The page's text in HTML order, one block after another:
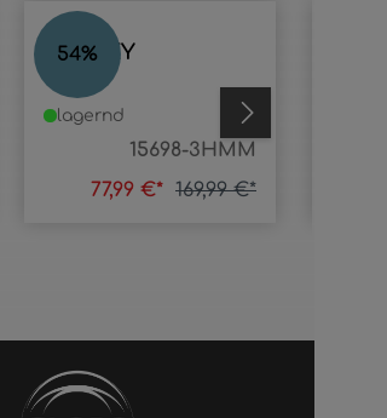
54%
GORLEY
15698-3HMM
lagernd
77,99 €* 169,99 €*